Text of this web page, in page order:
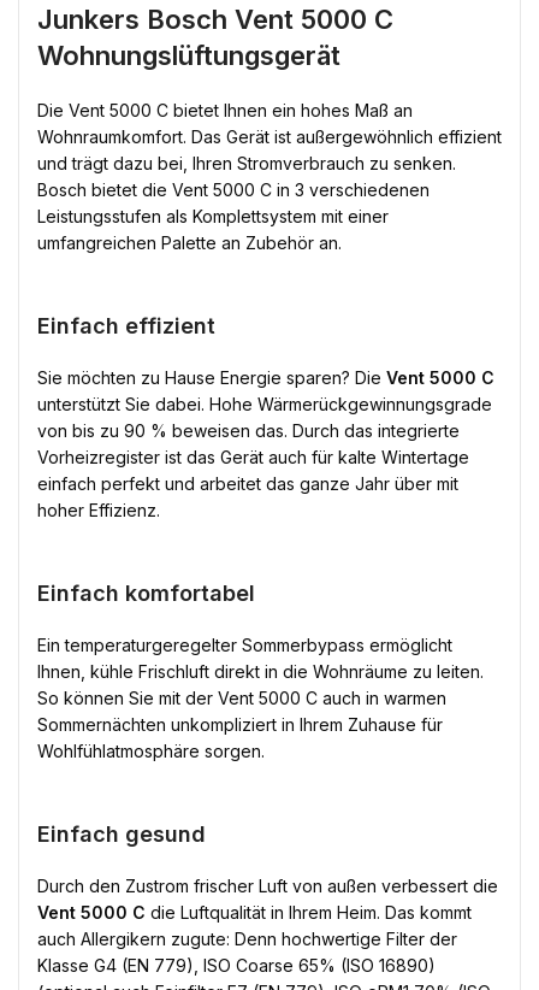
Junkers Bosch Vent 5000 C
Wohnungslüftungsgerät
Die Vent 5000 C bietet Ihnen ein hohes Maß an
Wohnraumkomfort. Das Gerät ist außergewöhnlich effizient
und trägt dazu bei, Ihren Stromverbrauch zu senken.
Bosch bietet die Vent 5000 C in 3 verschiedenen
Leistungsstufen als Komplettsystem mit einer
umfangreichen Palette an Zubehör an.
Einfach effizient
Sie möchten zu Hause Energie sparen? Die Vent 5000 C
unterstützt Sie dabei. Hohe Wärmerückgewinnungsgrade
von bis zu 90 % beweisen das. Durch das integrierte
Vorheizregister ist das Gerät auch für kalte Wintertage
einfach perfekt und arbeitet das ganze Jahr über mit
hoher Effizienz.
Einfach komfortabel
Ein temperaturgeregelter Sommerbypass ermöglicht
Ihnen, kühle Frischluft direkt in die Wohnräume zu leiten.
So können Sie mit der Vent 5000 C auch in warmen
Sommernächten unkompliziert in Ihrem Zuhause für
Wohlfühlatmosphäre sorgen.
Einfach gesund
Durch den Zustrom frischer Luft von außen verbessert die
Vent 5000 C die Luftqualität in Ihrem Heim. Das kommt
auch Allergikern zugute: Denn hochwertige Filter der
Klasse G4 (EN 779), ISO Coarse 65% (ISO 16890)